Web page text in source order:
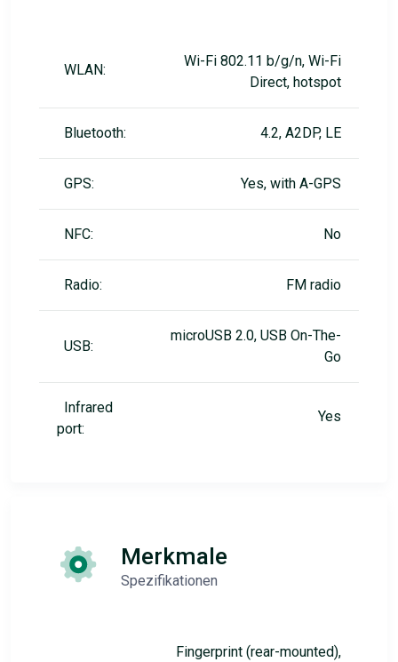
WLAN:
Wi-Fi 802.11 b/g/n, Wi-Fi
Direct, hotspot
Bluetooth: 4.2, A2DP, LE
GPS: Yes, with A-GPS
NFC: No
Radio: FM radio
USB:
microUSB 2.0, USB On-The-
Go
Infrared
port:
Yes
Merkmale
Spezifikationen
Fingerprint (rear-mounted),